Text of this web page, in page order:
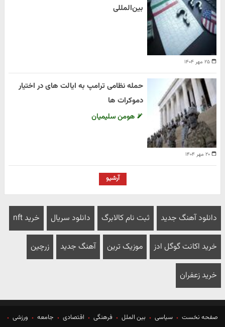
۲۵ مهر ۱۴۰۴
بین‌المللی
۲۰ مهر ۱۴۰۴
حمله نظامی ترامپ به ایالت های در اختیار
دموکرات ها
هومن سلیمیان
آرشیو
دانلود آهنگ جدید ثبت نام کالابرگ دانلود سریال خرید nft
خرید اکانت گوگل ادز موزیک ترین آهنگ جدید زرچین
خرید زعفران
صفحه نخست سیاسی بین الملل فرهنگی اقتصادی جامعه
ورزشی